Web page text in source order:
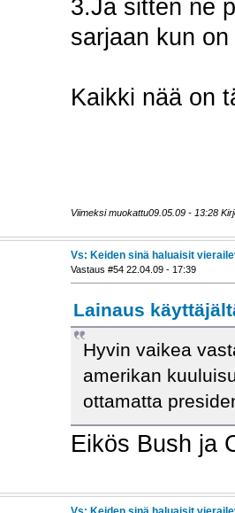
3.Ja sitten ne
sarjaan kun
Kaikki nää on
Viimeksi muokattu09.05.09 - 13:28
Vs: Keiden sinä haluaisit
Vastaus #54 22.04.09 - 17:39
Lainaus
Hyvin vaikea
amerikan
ottamatta
Eikös Bush ja